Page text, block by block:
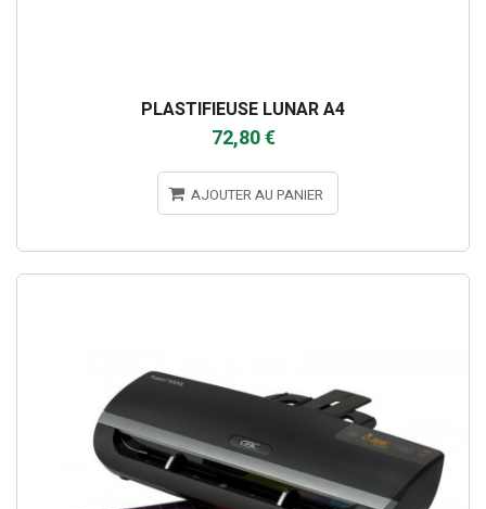
PLASTIFIEUSE LUNAR A4
72,80 €
AJOUTER AU PANIER